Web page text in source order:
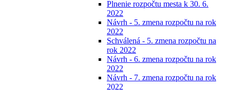
Plnenie rozpočtu mesta k 30. 6.
2022
Návrh - 5. zmena rozpočtu na rok
2022
Schválená - 5. zmena rozpočtu na
rok 2022
Návrh - 6. zmena rozpočtu na rok
2022
Návrh - 7. zmena rozpočtu na rok
2022